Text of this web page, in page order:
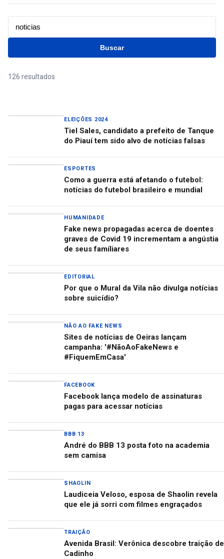
Buscar
126 resultados
ELEIÇÕES 2024
Tiel Sales, candidato a prefeito de Tanque
do Piauí tem sido alvo de notícias falsas
ESPORTES
Como a guerra está afetando o futebol:
notícias do futebol brasileiro e mundial
HUMANIDADE
Fake news propagadas acerca de doentes
graves de Covid 19 incrementam a angústia
de seus famíliares
EDITORIAL
Por que o Mural da Vila não divulga notícias
sobre suicídio?
NÃO AO FAKE NEWS
Sites de notícias de Oeiras lançam
campanha: '#NãoAoFakeNews e
#FiquemEmCasa'
FACEBOOK
Facebook lança modelo de assinaturas
pagas para acessar notícias
BBB 13
André do BBB 13 posta foto na academia
sem camisa
SHAOLIN
Laudiceia Veloso, esposa de Shaolin revela
que ele já sorri com filmes engraçados
TRAIÇÃO
Avenida Brasil: Verônica descobre traição de
Cadinho